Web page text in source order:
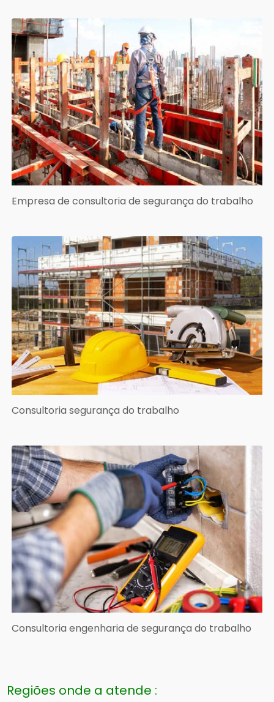
Empresa de consultoria de segurança do trabalho
Consultoria segurança do trabalho
Consultoria engenharia de segurança do trabalho
Regiões onde a atende :